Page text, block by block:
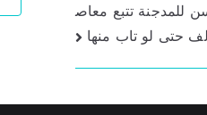
للمدجنة تتبع معاص
حتى لو تاب منها